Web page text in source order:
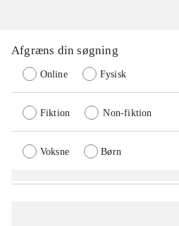
Afgræns din søgning
Online Fysisk
Fiktion Non-fiktion
Voksne Børn